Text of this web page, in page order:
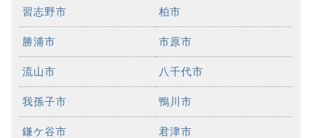
習志野市 柏市
勝浦市 市原市
流山市 八千代市
我孫子市 鴨川市
鎌ケ谷市 君津市